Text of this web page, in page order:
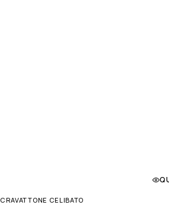
CRAVATTONE CELIBATO